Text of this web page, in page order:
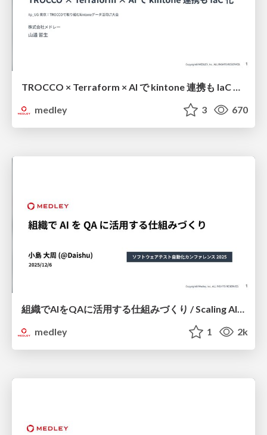
TROCCO × Terraform × AI で kintone 連携も IaC 化 / TROCCO × Terraform × AI for kintone
medley
3 670
組織でAIをQAに活用する仕組みづくり / Scaling AI-Powered QA Across Your Organization
medley
1 2k